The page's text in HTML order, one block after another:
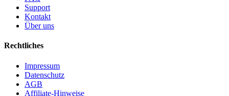
Support
Kontakt
Über uns
Rechtliches
Impressum
Datenschutz
AGB
Affiliate-Hinweise